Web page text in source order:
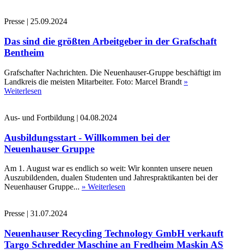
Presse | 25.09.2024
Das sind die größten Arbeitgeber in der Grafschaft
Bentheim
Grafschafter Nachrichten. Die Neuenhauser-Gruppe beschäftigt im
Landkreis die meisten Mitarbeiter. Foto: Marcel Brandt »
Weiterlesen
Aus- und Fortbildung | 04.08.2024
Ausbildungsstart - Willkommen bei der
Neuenhauser Gruppe
Am 1. August war es endlich so weit: Wir konnten unsere neuen
Auszubildenden, dualen Studenten und Jahrespraktikanten bei der
Neuenhauser Gruppe... » Weiterlesen
Presse | 31.07.2024
Neuenhauser Recycling Technology GmbH verkauft
Targo Schredder Maschine an Fredheim Maskin AS